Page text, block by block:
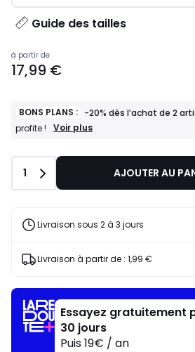
Guide des tailles
Prix
à
17,99
€.
à partir de
17,99 €
BONS PLANS : -20% dès l’achat de 2
profite !
BONS
-20%
l’achat
articles
J'en
Voir plus
Quantité
1 AJOUTER AU
Livraison sous 2 à 3 jours
Livraison à partir de : 1,99 €
Essayez gratuitement
30 jours
Puis 19€ / an